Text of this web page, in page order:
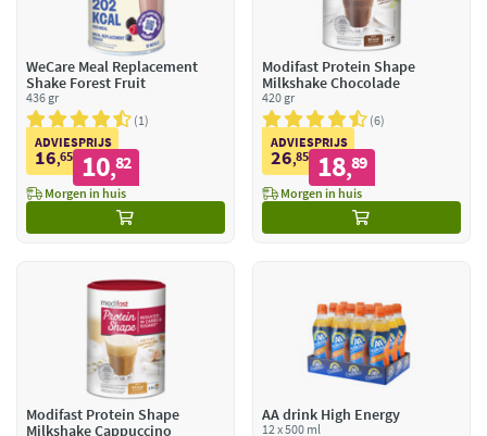
WeCare Meal Replacement
Shake Forest Fruit
436 gr
1
ADVIESPRIJS
16,65 10,82
Morgen in huis
Modifast Protein Shape
Milkshake Chocolade
420 gr
6
ADVIESPRIJS
26,85 18,89
Morgen in huis
Modifast Protein Shape
Milkshake Cappuccino
AA drink High Energy
12 x 500 ml